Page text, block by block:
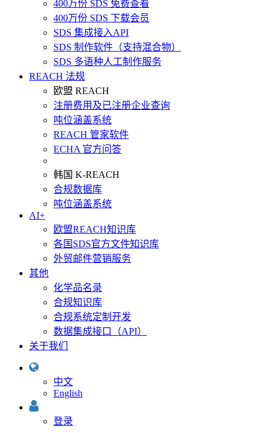
400万份 SDS 免费查看
400万份 SDS 下载会员
SDS 集成接入API
SDS 制作软件（支持混合物）
SDS 多语种人工制作服务
REACH 法规
欧盟 REACH
注册费用及已注册企业查询
吨位涵盖系统
REACH 管家软件
ECHA 官方问答
韩国 K-REACH
合规数据库
吨位涵盖系统
AI+
欧盟REACH知识库
各国SDS官方文件知识库
外贸邮件营销服务
其他
化学品名录
合规知识库
合规系统定制开发
数据集成接口（API）
关于我们
中文
English
登录